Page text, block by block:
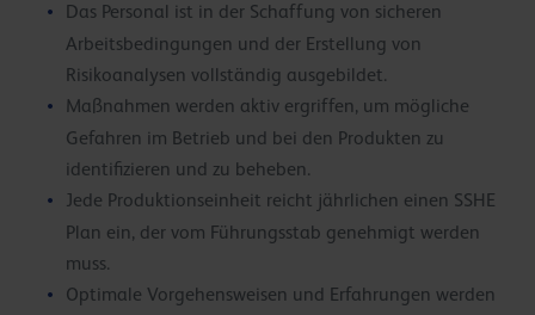
Das Personal ist in der Schaffung von sicheren
Arbeitsbedingungen und der Erstellung von
Risikoanalysen vollständig ausgebildet.
Maßnahmen werden aktiv ergriffen, um mögliche
Gefahren im Betrieb und bei den Produkten zu
identifizieren und zu beheben.
Jede Produktionseinheit reicht jährlichen einen SSHE
Plan ein, der vom Führungsstab genehmigt werden
muss.
Optimale Vorgehensweisen und Erfahrungen werden